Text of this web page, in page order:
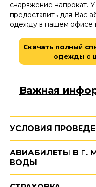
снаряжение напрокат.
предоставить для Вас
одежду в нашем офисе
Скачать полный
одежды с
Важная
УСЛОВИЯ
АВИАБИЛЕТЫ В Г.
ВОДЫ